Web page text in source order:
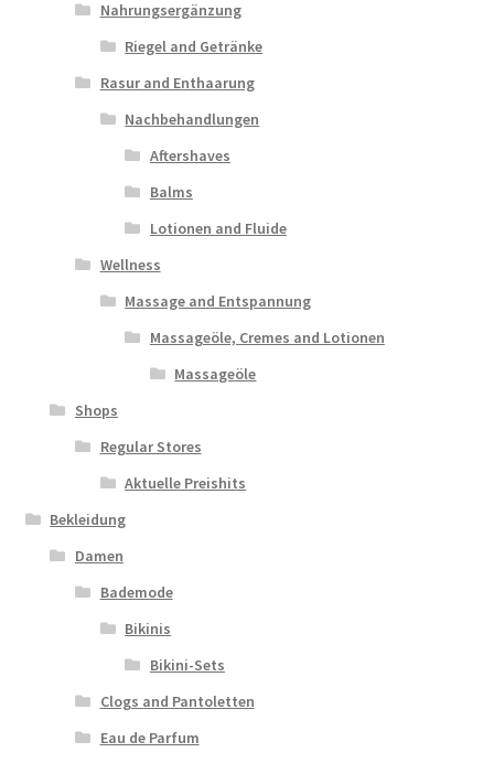
Nahrungsergänzung
Riegel and Getränke
Rasur and Enthaarung
Nachbehandlungen
Aftershaves
Balms
Lotionen and Fluide
Wellness
Massage and Entspannung
Massageöle, Cremes and Lotionen
Massageöle
Shops
Regular Stores
Aktuelle Preishits
Bekleidung
Damen
Bademode
Bikinis
Bikini-Sets
Clogs and Pantoletten
Eau de Parfum